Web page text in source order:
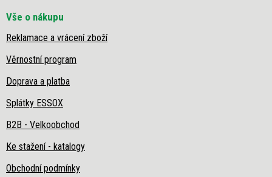
Vše o nákupu
Reklamace a vrácení zboží
Věrnostní program
Doprava a platba
Splátky ESSOX
B2B - Velkoobchod
Ke stažení - katalogy
Obchodní podmínky